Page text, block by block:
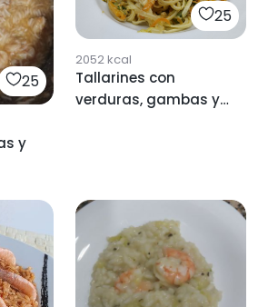
25
y
25
2052kcal
Tallarines con
verduras, gambas y